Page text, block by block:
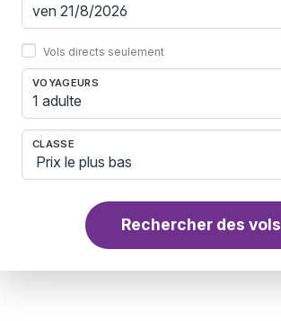
Vols directs seulement
VOYAGEURS
1 adulte
CLASSE
Rechercher des vols